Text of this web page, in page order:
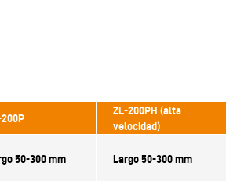
ZL-200PH (alta
velocidad)
50-300 mm Largo 50-300 mm